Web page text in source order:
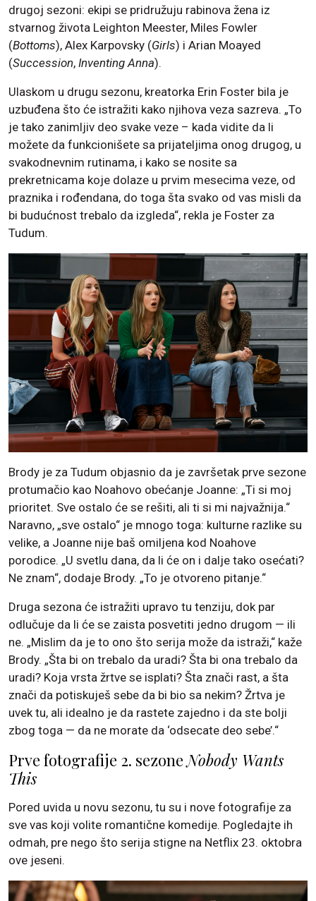
drugoj sezoni: ekipi se pridružuju rabinova žena iz
stvarnog života Leighton Meester, Miles Fowler
(Bottoms), Alex Karpovsky (Girls) i Arian Moayed
(Succession, Inventing Anna).
Ulaskom u drugu sezonu, kreatorka Erin Foster bila je
uzbuđena što će istražiti kako njihova veza sazreva. „To
je tako zanimljiv deo svake veze – kada vidite da li
možete da funkcionišete sa prijateljima onog drugog, u
svakodnevnim rutinama, i kako se nosite sa
prekretnicama koje dolaze u prvim mesecima veze, od
praznika i rođendana, do toga šta svako od vas misli da
bi budućnost trebalo da izgleda“, rekla je Foster za
Tudum.
Brody je za Tudum objasnio da je završetak prve sezone
protumačio kao Noahovo obećanje Joanne: „Ti si moj
prioritet. Sve ostalo će se rešiti, ali ti si mi najvažnija.“
Naravno, „sve ostalo“ je mnogo toga: kulturne razlike su
velike, a Joanne nije baš omiljena kod Noahove
porodice. „U svetlu dana, da li će on i dalje tako osećati?
Ne znam“, dodaje Brody. „To je otvoreno pitanje.“
Druga sezona će istražiti upravo tu tenziju, dok par
odlučuje da li će se zaista posvetiti jedno drugom — ili
ne. „Mislim da je to ono što serija može da istraži,“ kaže
Brody. „Šta bi on trebalo da uradi? Šta bi ona trebalo da
uradi? Koja vrsta žrtve se isplati? Šta znači rast, a šta
znači da potiskuješ sebe da bi bio sa nekim? Žrtva je
uvek tu, ali idealno je da rastete zajedno i da ste bolji
zbog toga — da ne morate da ‘odsecate deo sebe’.“
Prve fotografije 2. sezoneNobody Wants
This
Pored uvida u novu sezonu, tu su i nove fotografije za
sve vas koji volite romantične komedije. Pogledajte ih
odmah, pre nego što serija stigne na Netflix 23. oktobra
ove jeseni.